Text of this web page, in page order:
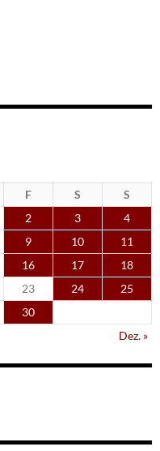
F S
S
2 3
4
9 10
11
16 17
18
23 24
25
30
Dez. »